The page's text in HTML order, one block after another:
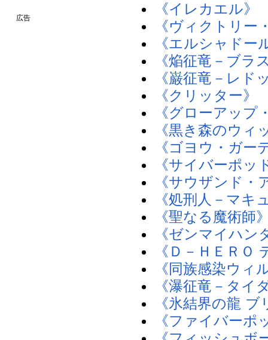
広告
《イレカエル》
《ヴィクトリー
《エルシャドー
《焔征竜－ブラ
《巌征竜－レド
《クリッター》
《グローアップ
《黒き森のウィ
《ゴヨウ・ガー
《サイバーポッ
《サウザンド
《処刑人－マキ
《聖なる魔術師
《ゼンマイハン
《Ｄ－ＨＥＲＯ
《同族感染ウィ
《瀑征竜－タイ
《氷結界の龍
《ファイバーポ